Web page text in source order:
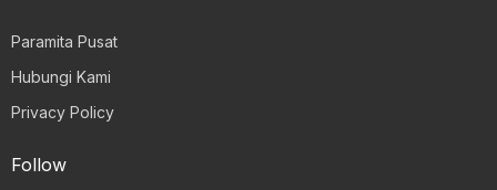
Paramita Pusat
Hubungi Kami
Privacy Policy
Follow